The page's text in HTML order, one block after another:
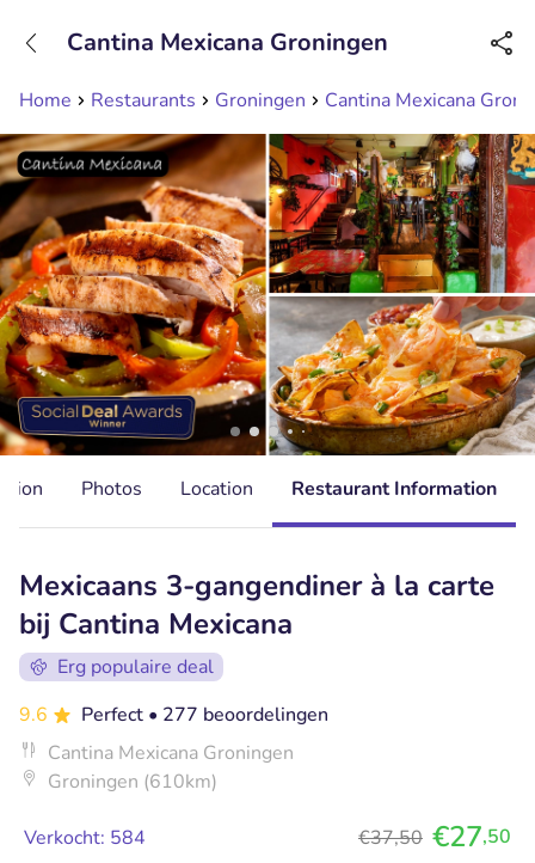
Available until 23:00
Home Restaurants Groningen Cantina Mexicana
Cantina Mexicana Groningen
Photos Location Restaurant Information
Mexicaans 3-gangendiner à la carte
bij Cantina Mexicana
Erg populaire deal
9.6
Perfect • 277 beoordelingen
Cantina Mexicana Groningen
Groningen (610km)
Verkocht: 584 €37,50 €27,50